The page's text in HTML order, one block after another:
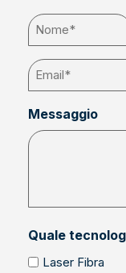
Nome
(Obbligatorio)
Email
(Obbligatorio)
Messaggio
Quale
Laser Fibra